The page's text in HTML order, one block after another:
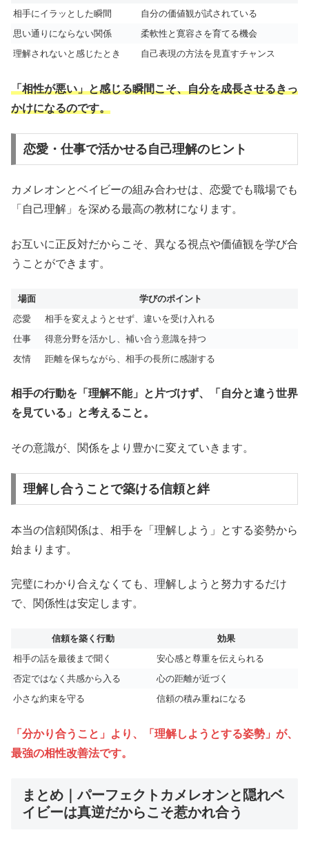
相手にイラッとした瞬間
自分の価値観が試されている
思い通りにならない関係
柔軟性と寛容さを育てる機会
理解されないと感じたとき
自己表現の方法を見直すチャンス
「相性が悪い」と感じる瞬間こそ、自分を成長させるきっ
かけになるのです。
恋愛・仕事で活かせる自己理解のヒント
カメレオンとベイビーの組み合わせは、恋愛でも職場でも
「自己理解」を深める最高の教材になります。
お互いに正反対だからこそ、異なる視点や価値観を学び合
うことができます。
場面
学びのポイント
恋愛
相手を変えようとせず、違いを受け入れる
仕事
得意分野を活かし、補い合う意識を持つ
友情
距離を保ちながら、相手の長所に感謝する
相手の行動を「理解不能」と片づけず、「自分と違う世界
を見ている」と考えること。
その意識が、関係をより豊かに変えていきます。
理解し合うことで築ける信頼と絆
本当の信頼関係は、相手を「理解しよう」とする姿勢から
始まります。
完璧にわかり合えなくても、理解しようと努力するだけ
で、関係性は安定します。
信頼を築く行動
効果
相手の話を最後まで聞く
安心感と尊重を伝えられる
否定ではなく共感から入る
心の距離が近づく
小さな約束を守る
信頼の積み重ねになる
「分かり合うこと」より、「理解しようとする姿勢」が、
最強の相性改善法です。
まとめ｜パーフェクトカメレオンと隠れベ
イビーは真逆だからこそ惹かれ合う